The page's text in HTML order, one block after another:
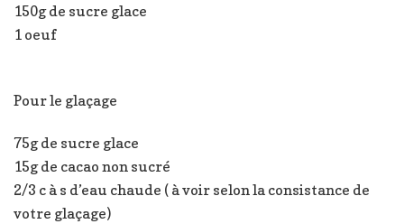
150g de sucre glace
1 oeuf
Pour le glaçage
75g de sucre glace
15g de cacao non sucré
2/3 c à s d’eau chaude ( à voir selon la consistance de
votre glaçage)